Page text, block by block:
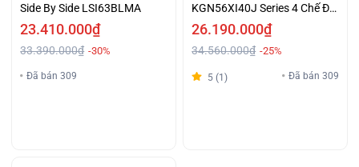
Side By Side LSI63BLMA
23.410.000₫
33.390.000₫ -30%
Đã bán 309
KGN56XI40J Series 4 Chế Độ
Làm Lạnh Nhanh Khuyến
26.190.000₫
34.560.000₫ -25%
5 (1) Đã bán 309